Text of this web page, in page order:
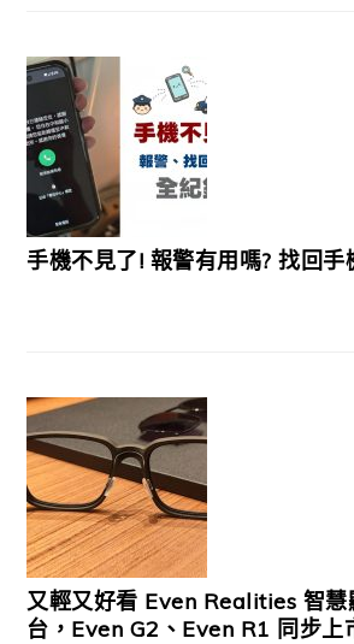
手機不見了! 報警有用嗎? 找回手
又輕又好看 Even Realities 智慧
台，Even G2、Even R1 同步上